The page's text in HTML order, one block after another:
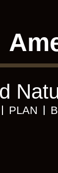
PLAN